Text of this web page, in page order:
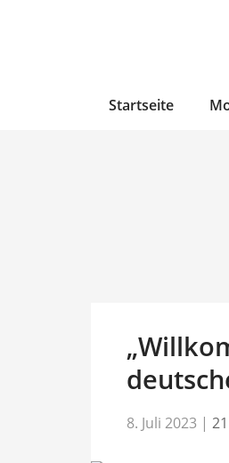
Startseite
8. Juli 2023 |